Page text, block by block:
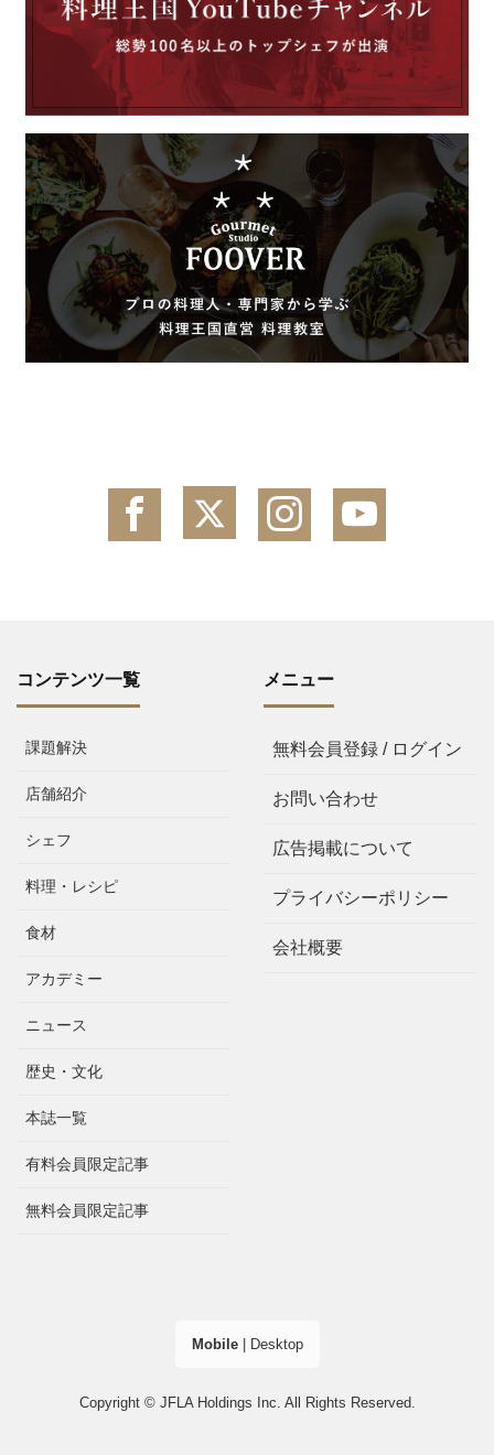
コンテンツ一覧
課題解決
店舗紹介
シェフ
料理・レシピ
食材
アカデミー
ニュース
歴史・文化
本誌一覧
有料会員限定記事
無料会員限定記事
メニュー
無料会員登録 / ログイン
お問い合わせ
広告掲載について
プライバシーポリシー
会社概要
Mobile| Desktop
Copyright © JFLA Holdings Inc. All Rights Reserved.